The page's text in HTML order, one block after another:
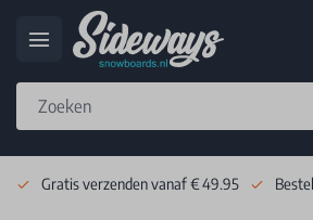
Gratis verzenden vanaf € 49.95